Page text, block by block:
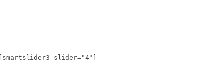
[smartslider3 slider="4"]